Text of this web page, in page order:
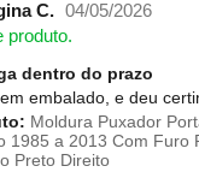
C. 04/05/2026
produto.
dentro do prazo
embalado, e deu
Moldura Puxador
1985 a 2013 Com Furo
Preto Direito